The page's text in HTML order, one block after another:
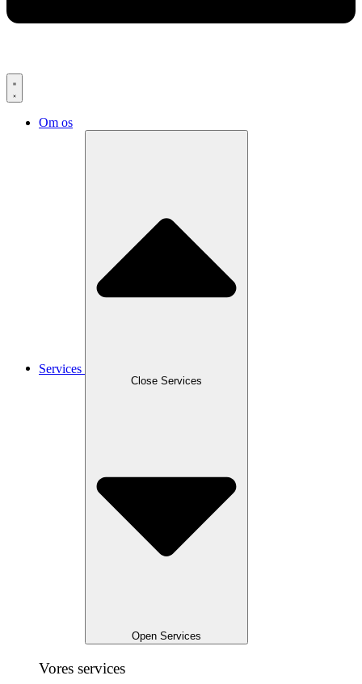
Om os
Services
Close Services
Open Services
Vores services